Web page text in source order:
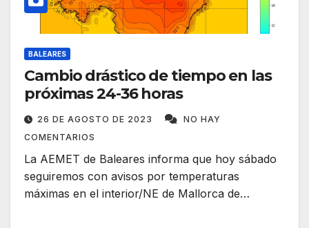
BALEARES
Cambio drástico de tiempo en las
próximas 24-36 horas
26 DE AGOSTO DE 2023
NO HAY
COMENTARIOS
La AEMET de Baleares informa que hoy sábado
seguiremos con avisos por temperaturas
máximas en el interior/NE de Mallorca de…